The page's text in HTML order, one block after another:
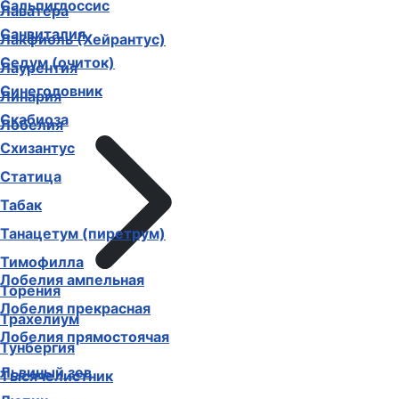
Лаватера
Лакфиоль (Хейрантус)
Лаурентия
Линария
Лобелия
Лобелия ампельная
Лобелия прекрасная
Лобелия прямостоячая
Львиный зев
Сальпиглоссис
Санвиталия
Седум (очиток)
Синеголовник
Скабиоза
Схизантус
Статица
Табак
Танацетум (пиретрум)
Тимофилла
Торения
Трахелиум
Тунбергия
Тысячелистник